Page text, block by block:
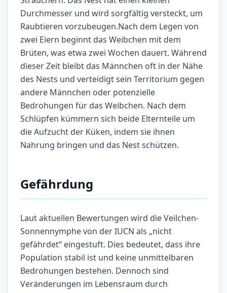
Durchmesser und wird sorgfältig versteckt, um
Raubtieren vorzubeugen.Nach dem Legen von
zwei Eiern beginnt das Weibchen mit dem
Brüten, was etwa zwei Wochen dauert. Während
dieser Zeit bleibt das Männchen oft in der Nähe
des Nests und verteidigt sein Territorium gegen
andere Männchen oder potenzielle
Bedrohungen für das Weibchen. Nach dem
Schlüpfen kümmern sich beide Elternteile um
die Aufzucht der Küken, indem sie ihnen
Nahrung bringen und das Nest schützen.
Gefährdung
Laut aktuellen Bewertungen wird die Veilchen-
Sonnennymphe von der IUCN als „nicht
gefährdet“ eingestuft. Dies bedeutet, dass ihre
Population stabil ist und keine unmittelbaren
Bedrohungen bestehen. Dennoch sind
Veränderungen im Lebensraum durch